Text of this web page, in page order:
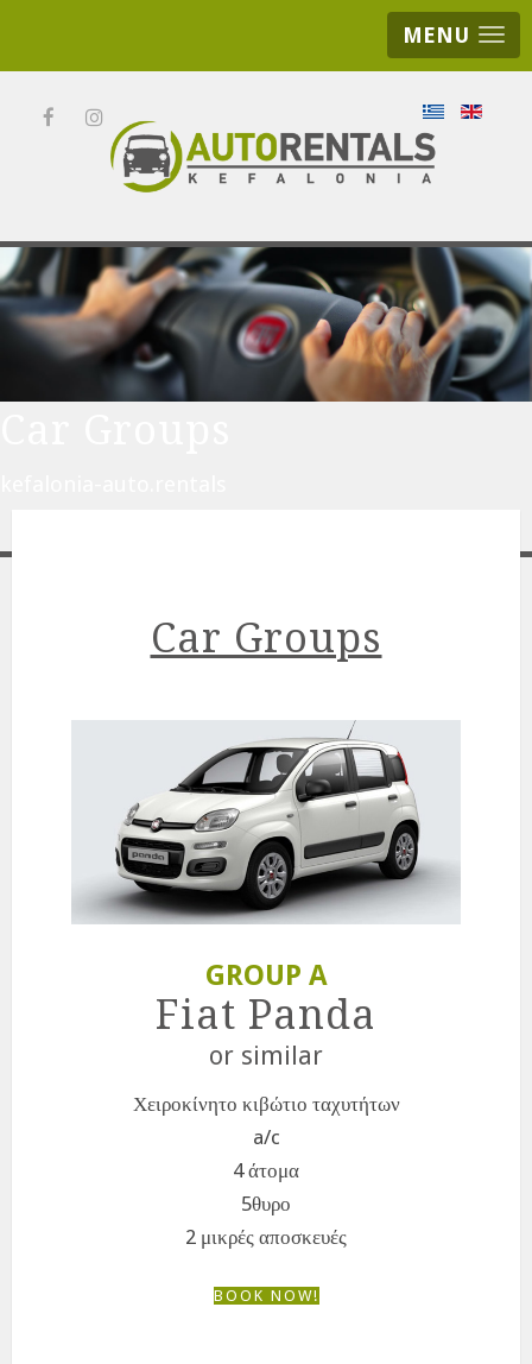
MENU
Car Groups
GROUP A
Fiat Panda
or similar
Χειροκίνητο κιβώτιο ταχυτήτων
a/c
4 άτομα
5θυρο
2 μικρές αποσκευές
BOOK NOW!